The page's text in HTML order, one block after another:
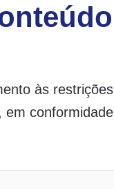
às restrições
em conformidade